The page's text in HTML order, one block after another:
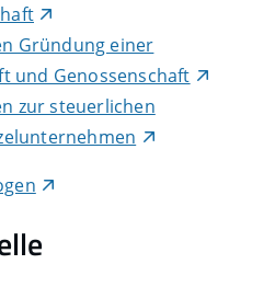
Gründung einer
und Genossenschaft
zur steuerlichen